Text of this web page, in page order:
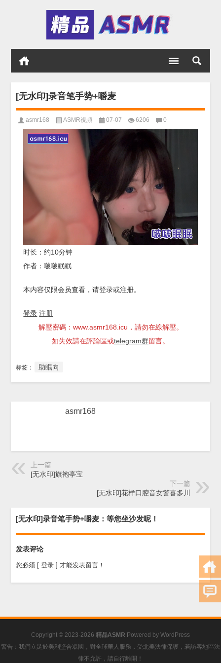
[无水印]录音笔手势+嚼麦
asmr168 ASMR視頻 07-07 6206 0
时长：约10分钟
作者：啵啵眠眠
本内容仅限会员查看，请登录或注册。
登录 注册
解壓密碼：www.asmr168.icu，請勿在線解壓。
如失效請在評論區或telegram群留言。
标签： 助眠向
asmr168
上一篇
[无水印]旗袍亭宝
下一篇
[无水印]花样口腔音女警喜多川
[无水印]录音笔手势+嚼麦：等您坐沙发呢！
发表评论
您必须 [ 登录 ] 才能发表留言！
Copyright © 2023-2026 精品ASMR Powered by WordPress
警告：我們立足於美利堅合眾國，對全球華人服務，受北美法律保護，若訪客地區法
律不允許，請自行離開！